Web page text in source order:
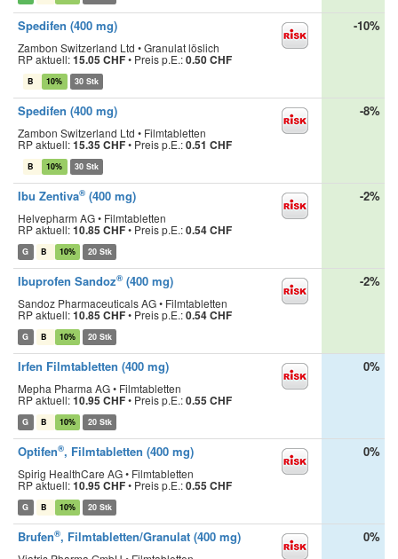
Spedifen (400 mg)
Zambon Switzerland Ltd • Granulat löslich
RP aktuell:15.05 CHF• Preis p.E.:0.50 CHF
B 10% 30 Stk
-10%
Spedifen (400 mg)
Zambon Switzerland Ltd • Filmtabletten
RP aktuell:15.35 CHF• Preis p.E.:0.51 CHF
B 10% 30 Stk
-8%
Ibu Zentiva® (400 mg)
Helvepharm AG • Filmtabletten
RP aktuell:10.85 CHF• Preis p.E.:0.54 CHF
G B 10% 20 Stk
-2%
Ibuprofen Sandoz® (400 mg)
Sandoz Pharmaceuticals AG • Filmtabletten
RP aktuell:10.85 CHF• Preis p.E.:0.54 CHF
G B 10% 20 Stk
-2%
Irfen Filmtabletten (400 mg)
Mepha Pharma AG • Filmtabletten
RP aktuell:10.95 CHF• Preis p.E.:0.55 CHF
G B 10% 20 Stk
0%
Optifen®, Filmtabletten (400 mg)
Spirig HealthCare AG • Filmtabletten
RP aktuell:10.95 CHF• Preis p.E.:0.55 CHF
G B 10% 20 Stk
0%
Brufen®, Filmtabletten/Granulat (400 mg) 0%